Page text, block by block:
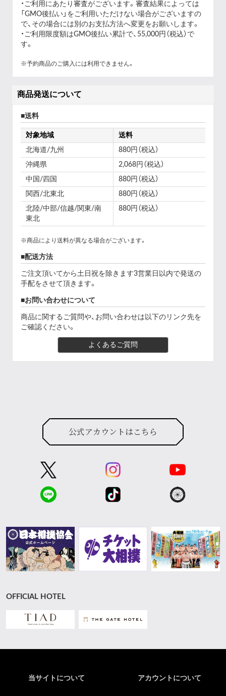
・ご利用にあたり審査がございます。審査結果によっては
「GMO後払い」をご利用いただけない場合がございますの
で、その場合には別のお支払方法へ変更をお願いします。
・ご利用限度額はGMO後払い累計で、55,000円（税込）で
す。
※予約商品のご購入には利用できません。
商品発送について
送料
対象地域 送料
北海道/九州 880円（税込）
沖縄県 2,068円（税込）
中国/四国 880円（税込）
関西/北東北 880円（税込）
北陸/中部/信越/関東/南
東北
880円（税込）
※商品により送料が異なる場合がございます。
配送方法
ご注文頂いてから土日祝を除きます3営業日以内で発送の
手配をさせて頂きます。
お問い合わせについて
商品に関するご質問や、お問い合わせは以下のリンク先を
ご確認ください。
よくあるご質問
公式アカウントはこちら
OFFICIAL HOTEL
当サイトについて アカウントについて